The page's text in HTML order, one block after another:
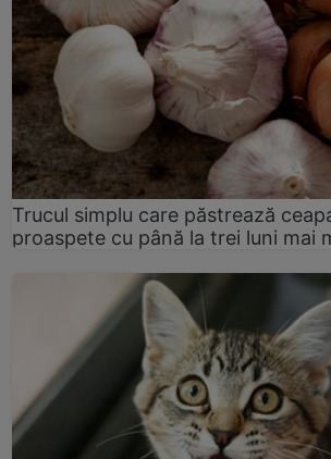
Trucul simplu care păstrează
proaspete cu până la trei luni mai